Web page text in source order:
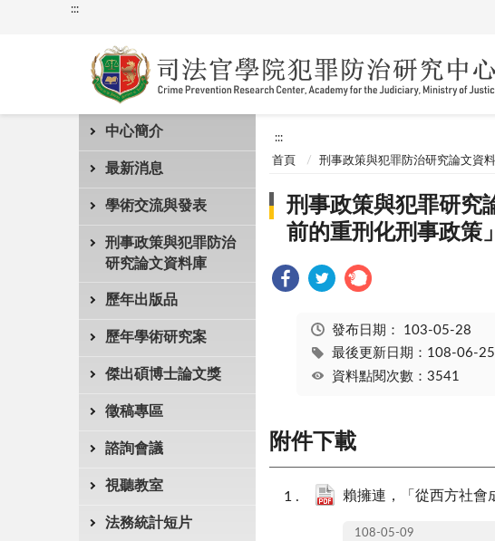
:::
中心簡介
最新消息
學術交流與發表
刑事政策與犯罪防治
研究論文資料庫
歷年出版品
歷年學術研究案
傑出碩博士論文獎
徵稿專區
諮詢會議
視聽教室
法務統計短片
:::
首頁 刑事政策與犯罪防治研究論文資
刑事政策與犯罪研究
前的重刑化刑事政策
發布日期： 103-05-28
最後更新日期：108-06-25
資料點閱次數：3541
附件下載
賴擁連，「從西方社會
108-05-09